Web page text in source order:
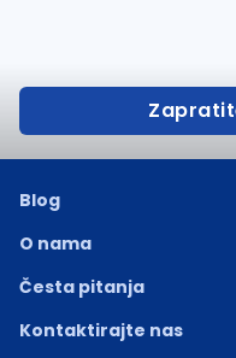
Blog
O nama
Česta pitanja
Kontaktirajte nas